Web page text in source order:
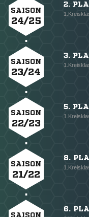
SAISON
24/25
2.
SAISON
23/24
3.
SAISON
22/23
5.
SAISON
21/22
8.
SAISON
6.